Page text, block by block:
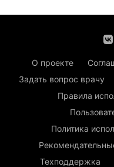
О проекте
Задать вопрос врачу
Правила
Политика
Техподдержка